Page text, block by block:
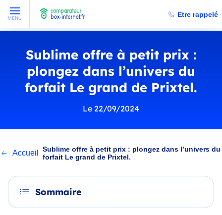
MENU Etre rappelé
Sublime offre à petit prix :
plongez dans l’univers du
forfait Le grand de Prixtel.
Le 22/09/2024
Accueil
Sublime offre à petit prix : plongez dans l’univers du
forfait Le grand de Prixtel.
Sommaire